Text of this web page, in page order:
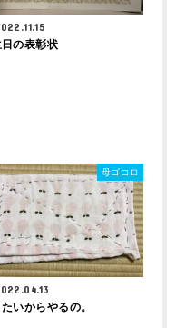
の表彰状
母ゴコロ
いからやるの。